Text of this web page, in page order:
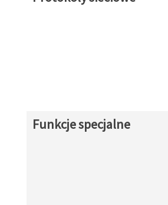
Funkcje specjalne